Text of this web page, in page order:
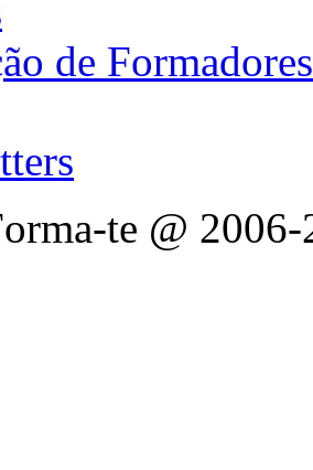
de Formadores
te @